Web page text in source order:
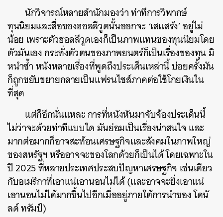
นักวิจารณ์หลายสำนักมองว่า ท่าทีการวิพากษ์
ทุนนิยมและสื่อของฮอลลีวูดนั้นออกจะ ‘เสแสร้ง’ อยู่ไม่
น้อย เพราะตัวฮอลลีวูดเองก็เป็นภาพแทนของทุนนิยมโดย
ตัวมันเอง กระทั่งตัวตนของภาพยนตร์ก็เป็นเรื่องของทุน มิ
หนำซ้ำ หนังหลายเรื่องที่พูดถึงประเด็นเหล่านี้ บ่อยครั้งมัน
ก็ถูกขยับขยายกลายเป็นแฟรนไชส์ภาคต่อใช้โกยเงินใน
ที่สุด
แต่ก็อีกนั่นแหละ การที่หนังหันมาจับจ้องประเด็นนี้
ไม่ว่าจะด้วยท่าทีแบบใด มันย่อมเป็นเรื่องน่าสนใจ และ
มากต่อมากก็อาจสะท้อนเศรษฐกิจและสังคมในภาพใหญ่
ของสหรัฐฯ หรืออาจจะของโลกด้วยก็เป็นได้ โดยเฉพาะใน
ปี 2025 ที่หลายประเทศประสบปัญหาเศรษฐกิจ เช่นเดียว
กับอเมริกาที่เอาแน่เอานอนไม่ได้ (และอาจจะยิ่งเอาแน่
เอานอนไม่ได้มากขึ้นไปอีกเมื่ออยู่ภายใต้การนำของ โดนั
ลด์ ทรัมป์)